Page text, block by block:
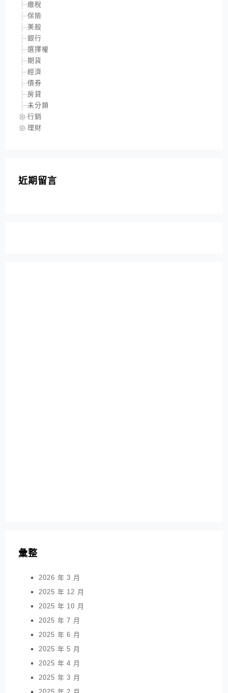
繳稅
保險
美股
銀行
選擇權
期貨
經濟
債券
房貸
未分類
行銷
理財
近期留言
彙整
2026 年 3 月
2025 年 12 月
2025 年 10 月
2025 年 7 月
2025 年 6 月
2025 年 5 月
2025 年 4 月
2025 年 3 月